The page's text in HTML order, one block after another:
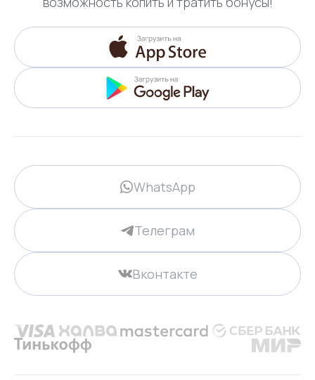
WhatsApp
Телеграм
Вконтакте